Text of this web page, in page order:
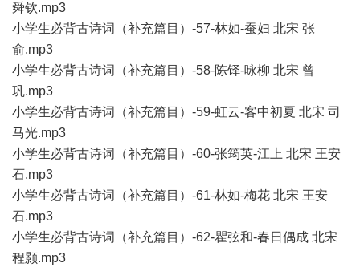
舜钦.mp3
小学生必背古诗词（补充篇目）-57-林如-蚕妇 北宋 张
俞.mp3
小学生必背古诗词（补充篇目）-58-陈铎-咏柳 北宋 曾
巩.mp3
小学生必背古诗词（补充篇目）-59-虹云-客中初夏 北宋 司
马光.mp3
小学生必背古诗词（补充篇目）-60-张筠英-江上 北宋 王安
石.mp3
小学生必背古诗词（补充篇目）-61-林如-梅花 北宋 王安
石.mp3
小学生必背古诗词（补充篇目）-62-瞿弦和-春日偶成 北宋
程颢.mp3